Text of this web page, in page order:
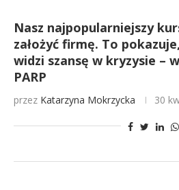
Nasz najpopularniejszy
założyć firmę. To
widzi szansę w kryzysie –
PARP
przez Katarzyna Mokrzycka 30